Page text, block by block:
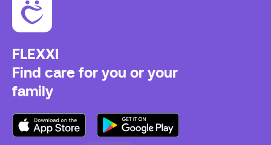
FLEXXI
Find care for you or your
family